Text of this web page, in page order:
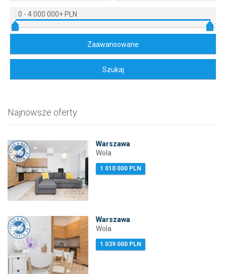
: 0 - 4 000 000+ PLN
Najnowsze oferty
Warszawa
Wola
1 010 000 PLN
Warszawa
Wola
1 039 000 PLN